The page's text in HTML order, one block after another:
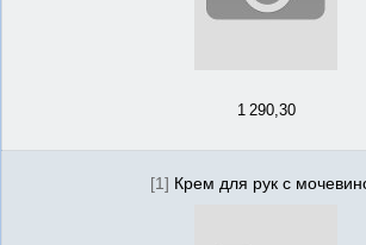
1 290,30
[1] Крем для рук с